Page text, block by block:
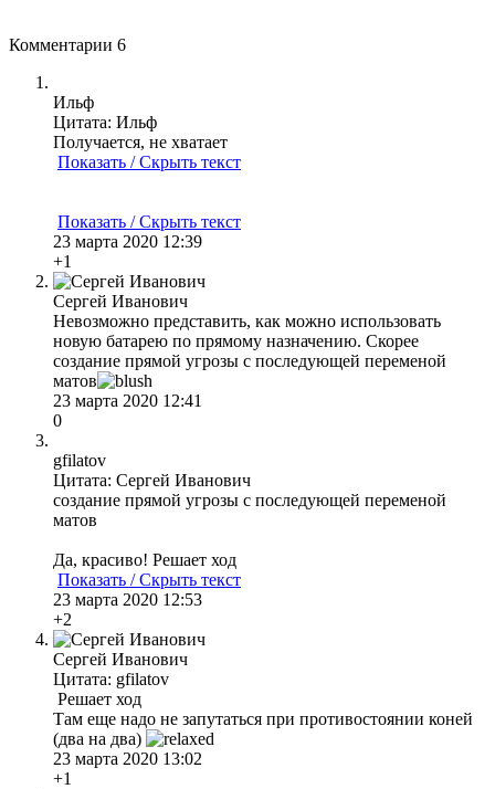
Комментарии 6
Ильф
Цитата: Ильф
Получается, не хватает
Показать / Скрыть текст
Показать / Скрыть текст
23 марта 2020 12:39
+1
Сергей Иванович
Невозможно представить, как можно использовать
новую батарею по прямому назначению. Скорее
создание прямой угрозы с последующей переменой
матов
23 марта 2020 12:41
0
gfilatov
Цитата: Сергей Иванович
создание прямой угрозы с последующей переменой
матов
Да, красиво! Решает ход
Показать / Скрыть текст
23 марта 2020 12:53
+2
Сергей Иванович
Цитата: gfilatov
Решает ход
Там еще надо не запутаться при противостоянии коней
(два на два)
23 марта 2020 13:02
+1